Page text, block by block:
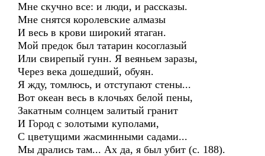
Мне скучно все: и люди, и рассказы.
Мне снятся королевские алмазы
И весь в крови широкий ятаган.
Мой предок был татарин косоглазый
Или свирепый гунн. Я веяньем заразы,
Через века дошедший, обуян.
Я жду, томлюсь, и отступают стены...
Вот океан весь в клочьях белой пены,
Закатным солнцем залитый гранит
И Город с золотыми куполами,
С цветущими жасминными садами...
Мы дрались там... Ах да, я был убит (с. 188).